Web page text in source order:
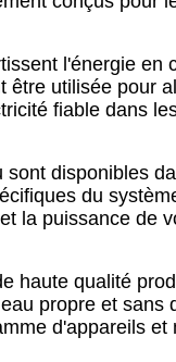
l'énergie en
être utilisée pour
fiable dans
disponibles
du
la puissance de
haute qualité
propre et sans
d'appareils et